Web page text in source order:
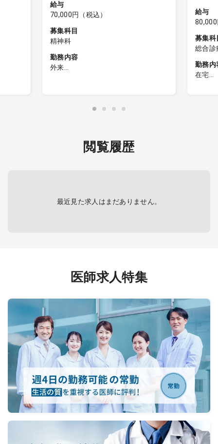
給与
70,000円（税込）
募集科目
精神科
勤務内容
外来
主な疾患 ： 認知症、統合失調
は原則対応なし
・電子カルテ
給与
募集科
総合診
勤務内
在宅
閲覧履歴
最近見た求人はまだありません。
医師求人特集